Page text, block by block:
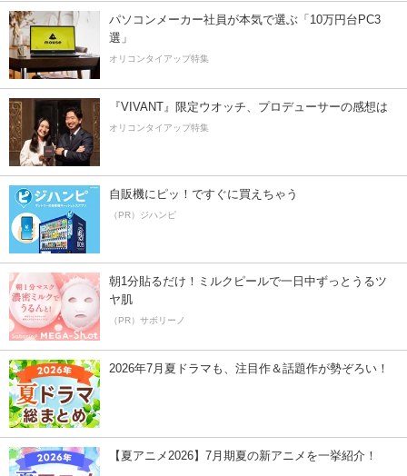
パソコンメーカー社員が本気で選ぶ「10万円台PC3
選」
オリコンタイアップ特集
『VIVANT』限定ウオッチ、プロデューサーの感想は
オリコンタイアップ特集
自販機にピッ！ですぐに買えちゃう
（PR）ジハンピ
朝1分貼るだけ！ミルクピールで一日中ずっとうるツ
ヤ肌
（PR）サボリーノ
2026年7月夏ドラマも、注目作＆話題作が勢ぞろい！
【夏アニメ2026】7月期夏の新アニメを一挙紹介！